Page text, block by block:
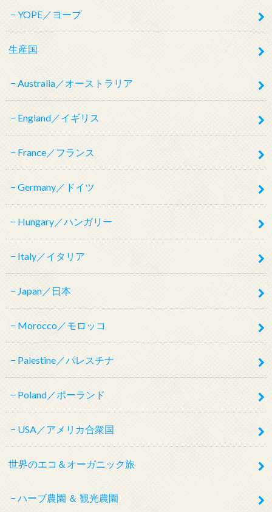
YOPE／ヨープ
生産国
Australia／オーストラリア
England／イギリス
France／フランス
Germany／ドイツ
Hungary／ハンガリー
Italy／イタリア
Japan／日本
Morocco／モロッコ
Palestine／パレスチナ
Poland／ポーランド
USA／アメリカ合衆国
世界のエコ＆オーガニック旅
ハーブ農園 ＆ 観光農園